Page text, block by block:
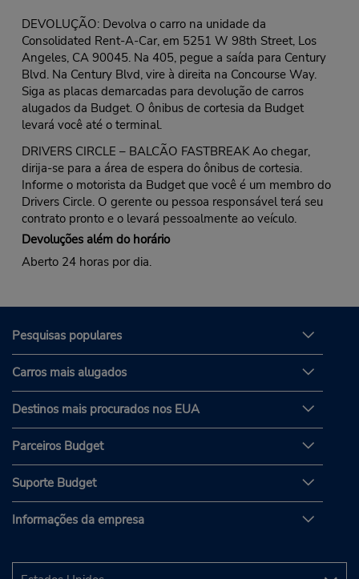
DEVOLUÇÃO: Devolva o carro na unidade da
Consolidated Rent-A-Car, em 5251 W 98th Street, Los
Angeles, CA 90045. Na 405, pegue a saída para Century
Blvd. Na Century Blvd, vire à direita na Concourse Way.
Siga as placas demarcadas para devolução de carros
alugados da Budget. O ônibus de cortesia da Budget
levará você até o terminal.
DRIVERS CIRCLE – BALCÃO FASTBREAK Ao chegar,
dirija-se para a área de espera do ônibus de cortesia.
Informe o motorista da Budget que você é um membro do
Drivers Circle. O gerente ou pessoa responsável terá seu
contrato pronto e o levará pessoalmente ao veículo.
Devoluções além do horário
Aberto 24 horas por dia.
Pesquisas populares
Carros mais alugados
Destinos mais procurados nos EUA
Parceiros Budget
Suporte Budget
Informações da empresa